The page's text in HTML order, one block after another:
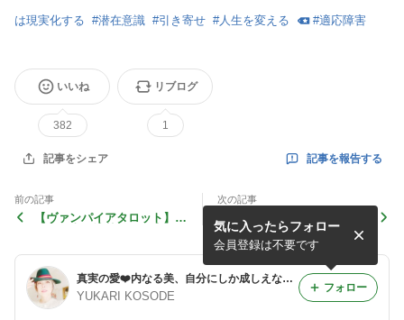
は現実化する #潜在意識 #引き寄せ #人生を変える #適応障害
いいね
382
リブログ
1
記事をシェア 記事を報告する
前の記事
【ヴァンパイアタロット】恋
次の記事
【ラープロテクション】土地
や空間・人の感情が放つ邪
気、ネガティヴな波動から自
分を守る危機管理
真実の愛❤️内なる美、自分にしか成しえないオンリーワンの人生へシフトする♪
YUKARI KOSODE
気に入ったらフォロー
会員登録は不要です
フォロー